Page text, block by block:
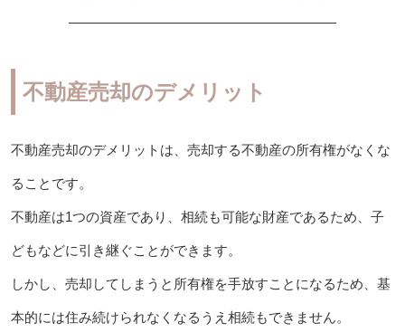
不動産売却のデメリット
不動産売却のデメリットは、売却する不動産の所有権がなくな
ることです。
不動産は1つの資産であり、相続も可能な財産であるため、子
どもなどに引き継ぐことができます。
しかし、売却してしまうと所有権を手放すことになるため、基
本的には住み続けられなくなるうえ相続もできません。